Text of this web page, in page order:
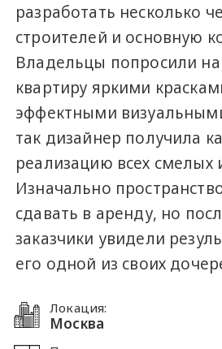
разработать несколько
строителей и основную
Владельцы попросили
квартиру яркими
эффектными
так дизайнер получила
реализацию всех смелых
Изначально
сдавать в аренду, но
заказчики увидели
его одной из своих
Локация:
Москва